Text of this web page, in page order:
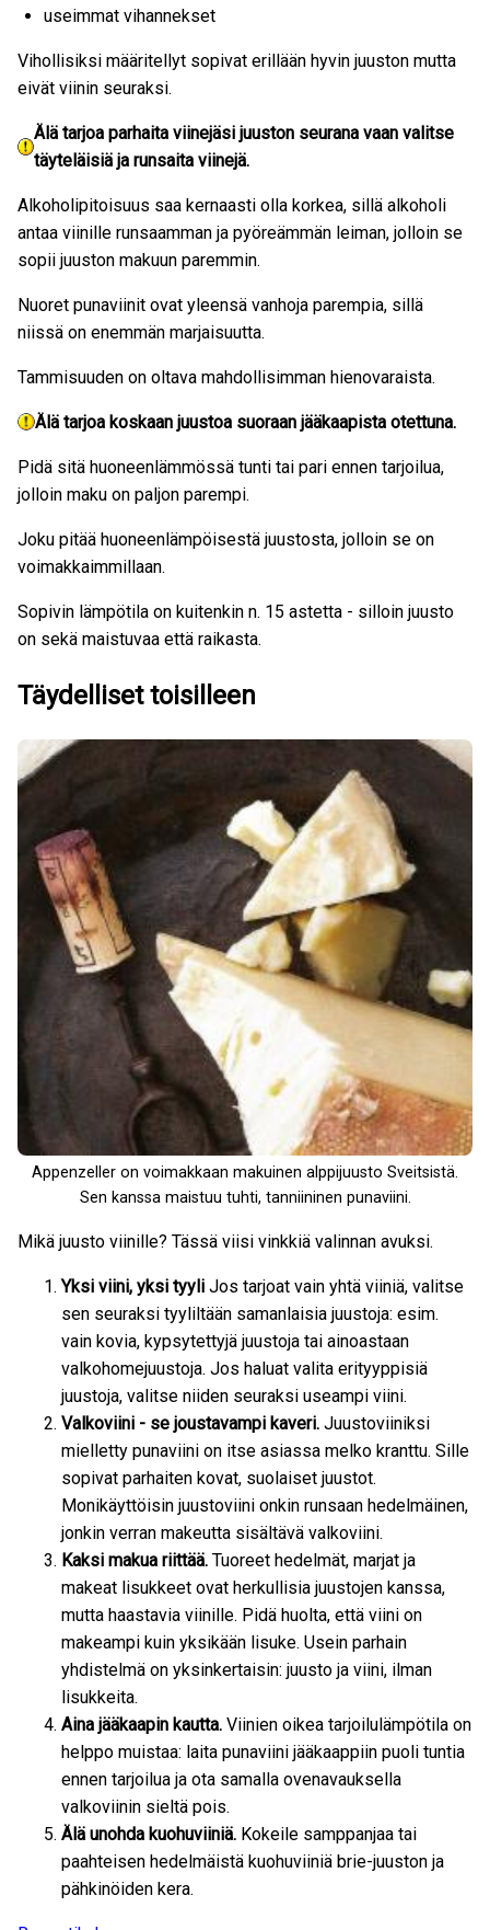
useimmat vihannekset
Vihollisiksi määritellyt sopivat erillään hyvin juuston mutta
eivät viinin seuraksi.
Älä tarjoa parhaita viinejäsi juuston seurana vaan valitse
täyteläisiä ja runsaita viinejä.
Alkoholipitoisuus saa kernaasti olla korkea, sillä alkoholi
antaa viinille runsaamman ja pyöreämmän leiman, jolloin se
sopii juuston makuun paremmin.
Nuoret punaviinit ovat yleensä vanhoja parempia, sillä
niissä on enemmän marjaisuutta.
Tammisuuden on oltava mahdollisimman hienovaraista.
Älä tarjoa koskaan juustoa suoraan jääkaapista otettuna.
Pidä sitä huoneenlämmössä tunti tai pari ennen tarjoilua,
jolloin maku on paljon parempi.
Joku pitää huoneenlämpöisestä juustosta, jolloin se on
voimakkaimmillaan.
Sopivin lämpötila on kuitenkin n. 15 astetta - silloin juusto
on sekä maistuvaa että raikasta.
Täydelliset toisilleen
Appenzeller on voimakkaan makuinen alppijuusto Sveitsistä.
Sen kanssa maistuu tuhti, tanniininen punaviini.
Mikä juusto viinille? Tässä viisi vinkkiä valinnan avuksi.
Yksi viini, yksi tyyli Jos tarjoat vain yhtä viiniä, valitse
sen seuraksi tyyliltään samanlaisia juustoja: esim.
vain kovia, kypsytettyjä juustoja tai ainoastaan
valkohomejuustoja. Jos haluat valita erityyppisiä
juustoja, valitse niiden seuraksi useampi viini.
Valkoviini - se joustavampi kaveri. Juustoviiniksi
mielletty punaviini on itse asiassa melko kranttu. Sille
sopivat parhaiten kovat, suolaiset juustot.
Monikäyttöisin juustoviini onkin runsaan hedelmäinen,
jonkin verran makeutta sisältävä valkoviini.
Kaksi makua riittää. Tuoreet hedelmät, marjat ja
makeat lisukkeet ovat herkullisia juustojen kanssa,
mutta haastavia viinille. Pidä huolta, että viini on
makeampi kuin yksikään lisuke. Usein parhain
yhdistelmä on yksinkertaisin: juusto ja viini, ilman
lisukkeita.
Aina jääkaapin kautta. Viinien oikea tarjoilulämpötila on
helppo muistaa: laita punaviini jääkaappiin puoli tuntia
ennen tarjoilua ja ota samalla ovenavauksella
valkoviinin sieltä pois.
Älä unohda kuohuviiniä. Kokeile samppanjaa tai
paahteisen hedelmäistä kuohuviiniä brie-juuston ja
pähkinöiden kera.